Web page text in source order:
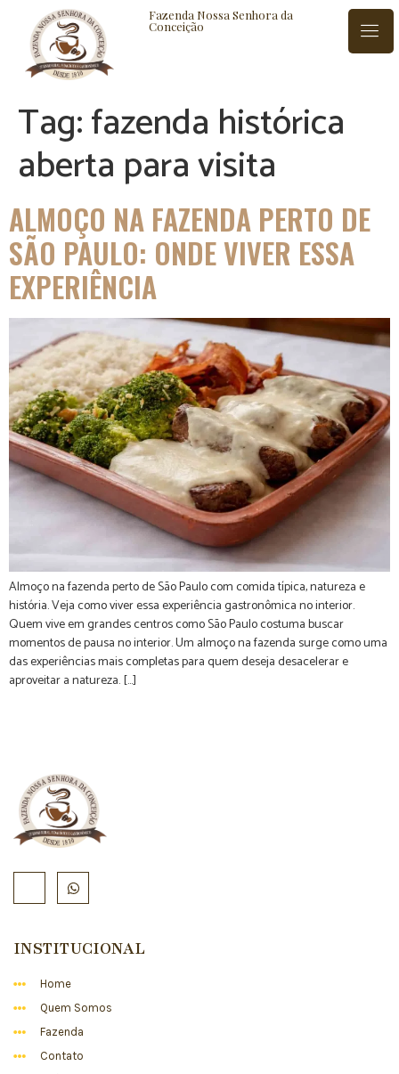
Fazenda Nossa Senhora da
Conceição
BLOG CONTATO
Tag:fazenda histórica
aberta para visita
ALMOÇO NA FAZENDA PERTO DE
SÃO PAULO: ONDE VIVER ESSA
EXPERIÊNCIA
Almoço na fazenda perto de São Paulo com comida típica, natureza e
história. Veja como viver essa experiência gastronômica no interior.
Quem vive em grandes centros como São Paulo costuma buscar
momentos de pausa no interior. Um almoço na fazenda surge como uma
das experiências mais completas para quem deseja desacelerar e
aproveitar a natureza. […]
INSTITUCIONAL
Home
Quem Somos
Fazenda
Contato